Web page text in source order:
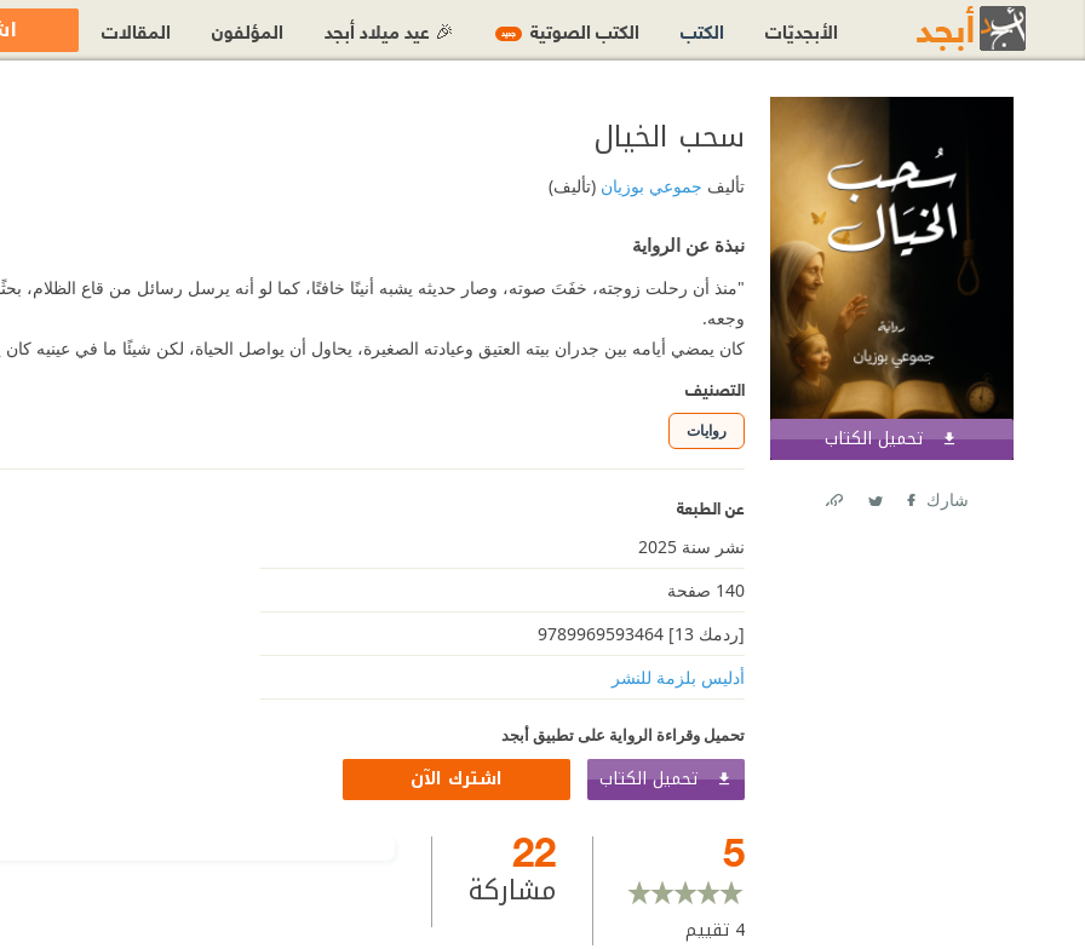
تحميل الكتاب اشترك الآن
شارك
سحب الخيال
تأليف جموعي بوزيان(تأليف)
نبذة عن الرواية
"منذ أن رحلت زوجته، خفَتَ صوته، وصار حديثه يشبه أنينًا خافتًا، كما لو أنه يرسل رسائل من قاع الظلام،
وجعه.
كان يمضي أيامه بين جدران بيته العتيق وعيادته الصغيرة، يحاول أن يواصل الحياة، لكن شيئًا ما في عينيه
التصنيف
روايات
عن الطبعة
نشر سنة 2025
140 صفحة
[ردمك 13] 9789969593464
أدليس بلزمة ﻟﻠﻨﺸﺮ
تحميل وقراءة الرواية على تطبيق أبجد
تحميل الكتاب اشترك الآن
5
4 تقييم
22
مشاركة
الأبجديّات الكتب الكتب الصوتية جديد 🎉 عيد ميلاد أبجد المؤلفون المقالات